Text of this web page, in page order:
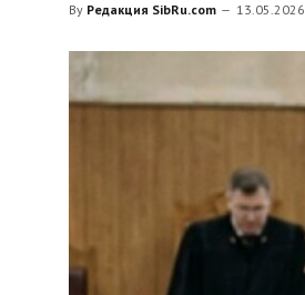
By Редакция SibRu.com 13.05.2026